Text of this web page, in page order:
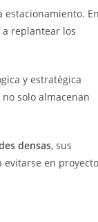
estacionamiento.
replantear los
y estratégica
solo almacenan
densas, sus
evitarse en